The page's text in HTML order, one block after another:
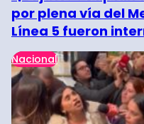
por plena vía del
Línea 5 fueron
Nacional